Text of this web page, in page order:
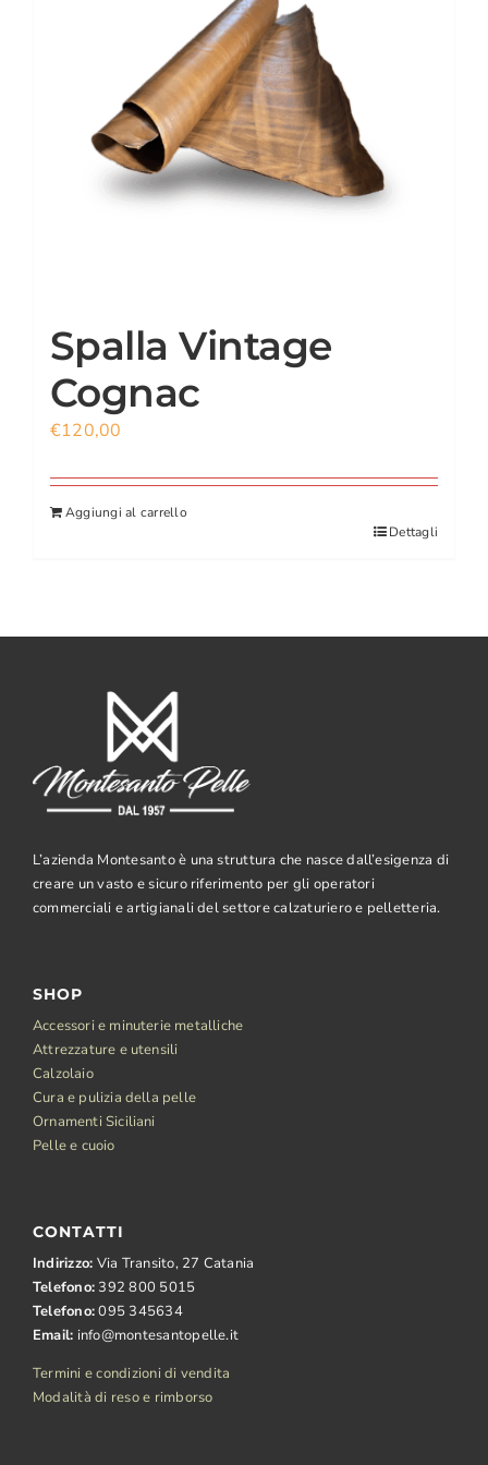
ACCOUNT
Spalla Vintage
Cognac
€120,00
Aggiungi al carrello
Dettagli
L’azienda Montesanto è una struttura che nasce dall’esigenza di
creare un vasto e sicuro riferimento per gli operatori
commerciali e artigianali del settore calzaturiero e pelletteria.
SHOP
Accessori e minuterie metalliche
Attrezzature e utensili
Calzolaio
Cura e pulizia della pelle
Ornamenti Siciliani
Pelle e cuoio
CONTATTI
Indirizzo: Via Transito, 27 Catania
Telefono: 392 800 5015
Telefono:095 345634
Email: info@montesantopelle.it
Termini e condizioni di vendita
Modalità di reso e rimborso